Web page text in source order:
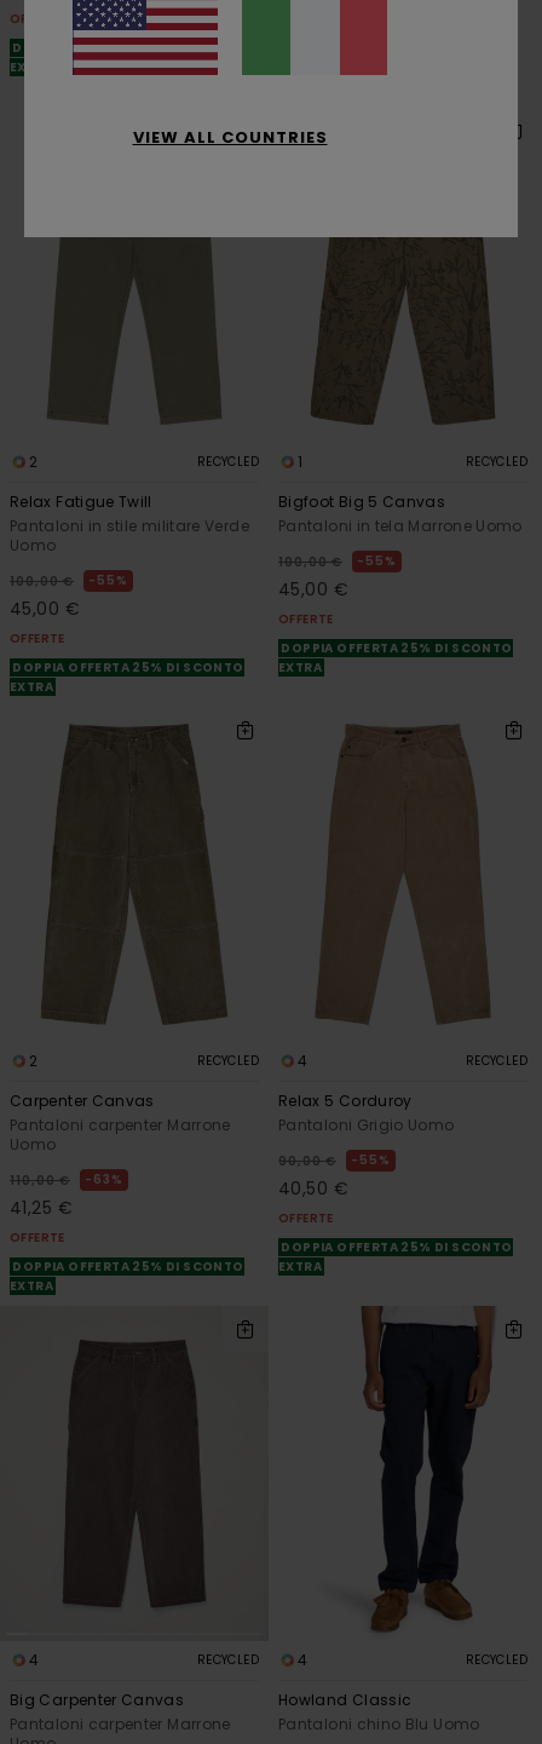
OFFERTE
DOPPIA OFFERTA 25% DI SCONTO
EXTRA
2 RECYCLED
Relax Fatigue Twill
Pantaloni in stile militare Verde
Uomo
100,00 € 55%
45,00 €
OFFERTE
DOPPIA OFFERTA 25% DI SCONTO
EXTRA
1 RECYCLED
Bigfoot Big 5 Canvas
Pantaloni in tela Marrone Uomo
100,00 € 55%
45,00 €
OFFERTE
DOPPIA OFFERTA 25% DI SCONTO
EXTRA
2 RECYCLED
Carpenter Canvas
Pantaloni carpenter Marrone
Uomo
110,00 € 63%
41,25 €
OFFERTE
DOPPIA OFFERTA 25% DI SCONTO
EXTRA
4 RECYCLED
Relax 5 Corduroy
Pantaloni Grigio Uomo
90,00 € 55%
40,50 €
OFFERTE
DOPPIA OFFERTA 25% DI SCONTO
EXTRA
4 RECYCLED
Big Carpenter Canvas
Pantaloni carpenter Marrone
4 RECYCLED
Howland Classic
Pantaloni chino Blu Uomo
VIEW ALL COUNTRIES